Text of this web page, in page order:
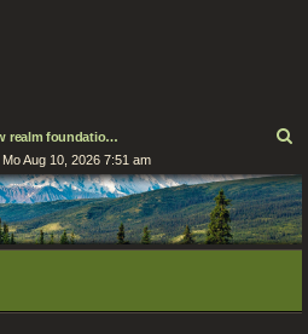
foundations / Neue Reichsgründungen
c
h
e
Aug 10, 2026 7:51 am